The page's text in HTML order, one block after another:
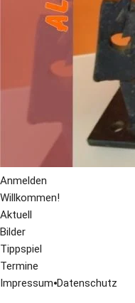
Anmelden
Willkommen!
Aktuell
Bilder
Tippspiel
Termine
Impressum⦁Datenschutz